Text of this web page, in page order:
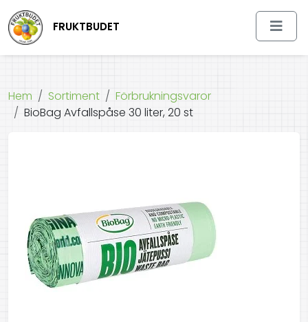
FRUKTBUDET
Hem Sortiment
Förbrukningsvaror
BioBag Avfallspåse 30 liter, 20 st